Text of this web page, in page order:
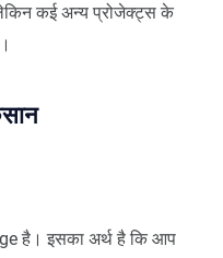
कई अन्य प्रोजेक्ट्स के
है। इसका अर्थ है कि आप